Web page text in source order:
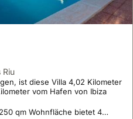
Riu
ist diese Villa 4,02 Kilometer
vom Hafen von Ibiza
qm Wohnfläche bietet 4